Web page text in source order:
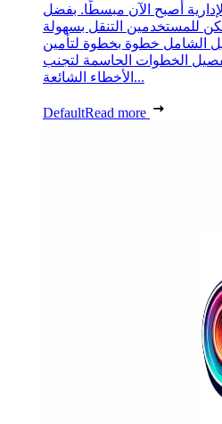
أصبح الآن مبسطًا. بفضل
للمستخدمين التنقل بسهولة
الشامل خطوة بخطوة لتأمين
الخطوات الحاسمة لتجنب
الأخطاء الشائعة...
DefaultRead more